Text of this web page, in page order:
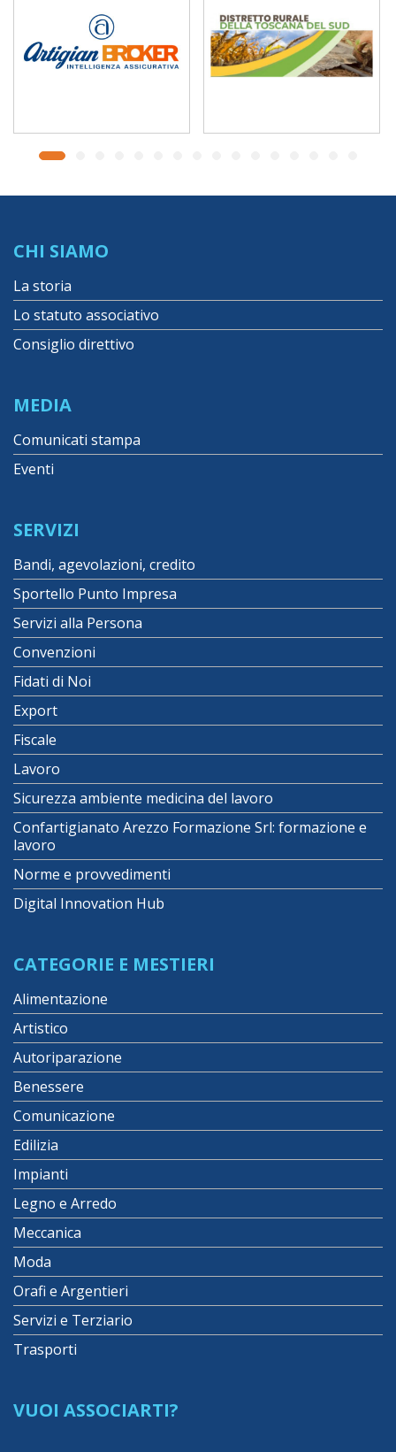
CHI SIAMO
La storia
Lo statuto associativo
Consiglio direttivo
MEDIA
Comunicati stampa
Eventi
SERVIZI
Bandi, agevolazioni, credito
Sportello Punto Impresa
Servizi alla Persona
Convenzioni
Fidati di Noi
Export
Fiscale
Lavoro
Sicurezza ambiente medicina del lavoro
Confartigianato Arezzo Formazione Srl: formazione e
lavoro
Norme e provvedimenti
Digital Innovation Hub
CATEGORIE E MESTIERI
Alimentazione
Artistico
Autoriparazione
Benessere
Comunicazione
Edilizia
Impianti
Legno e Arredo
Meccanica
Moda
Orafi e Argentieri
Servizi e Terziario
Trasporti
VUOI ASSOCIARTI?